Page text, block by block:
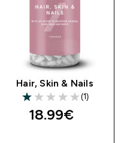
Hair, Skin & Nails
1 out of 5 stars
(1)
18.99€‎